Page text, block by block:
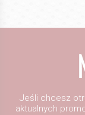
Jeśli chcesz
aktualnych